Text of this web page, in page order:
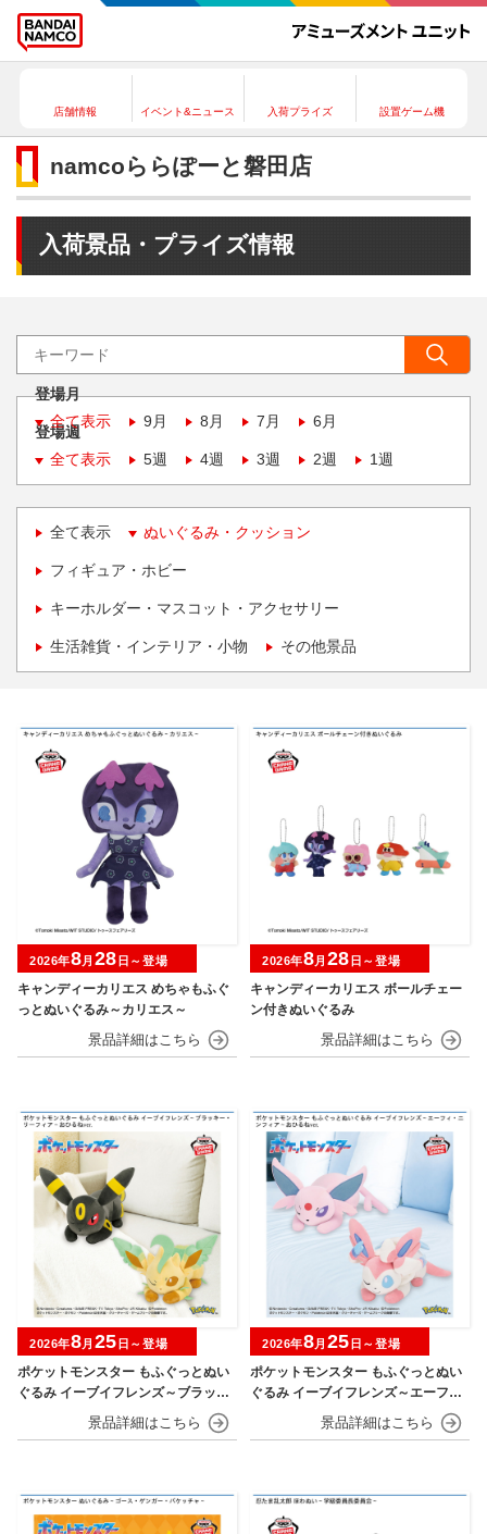
店舗情報 イベント&ニュース 入荷プライズ 設置ゲーム機
namcoららぽーと磐田店
入荷景品・プライズ情報
登場月
全て表示
9月 8月 7月 6月
登場週
全て表示
5週 4週 3週 2週 1週
全て表示 ぬいぐるみ・クッション
フィギュア・ホビー
キーホルダー・マスコット・アクセサリー
生活雑貨・インテリア・小物 その他景品
キャンディーカリエス めちゃもふぐ
っとぬいぐるみ～カリエス～
2026年8月 28 日～登場
キャンディーカリエス ボールチェー
ン付きぬいぐるみ
2026年8月 28 日～登場
ポケットモンスター もふぐっとぬい
ぐるみ イーブイフレンズ～ブラッキ
ー・リーフィア～おひるねver.
2026年8月 25 日～登場
ポケットモンスター もふぐっとぬい
ぐるみ イーブイフレンズ～エーフ
ィ・ニンフィア～おひるねver.
2026年8月 25 日～登場